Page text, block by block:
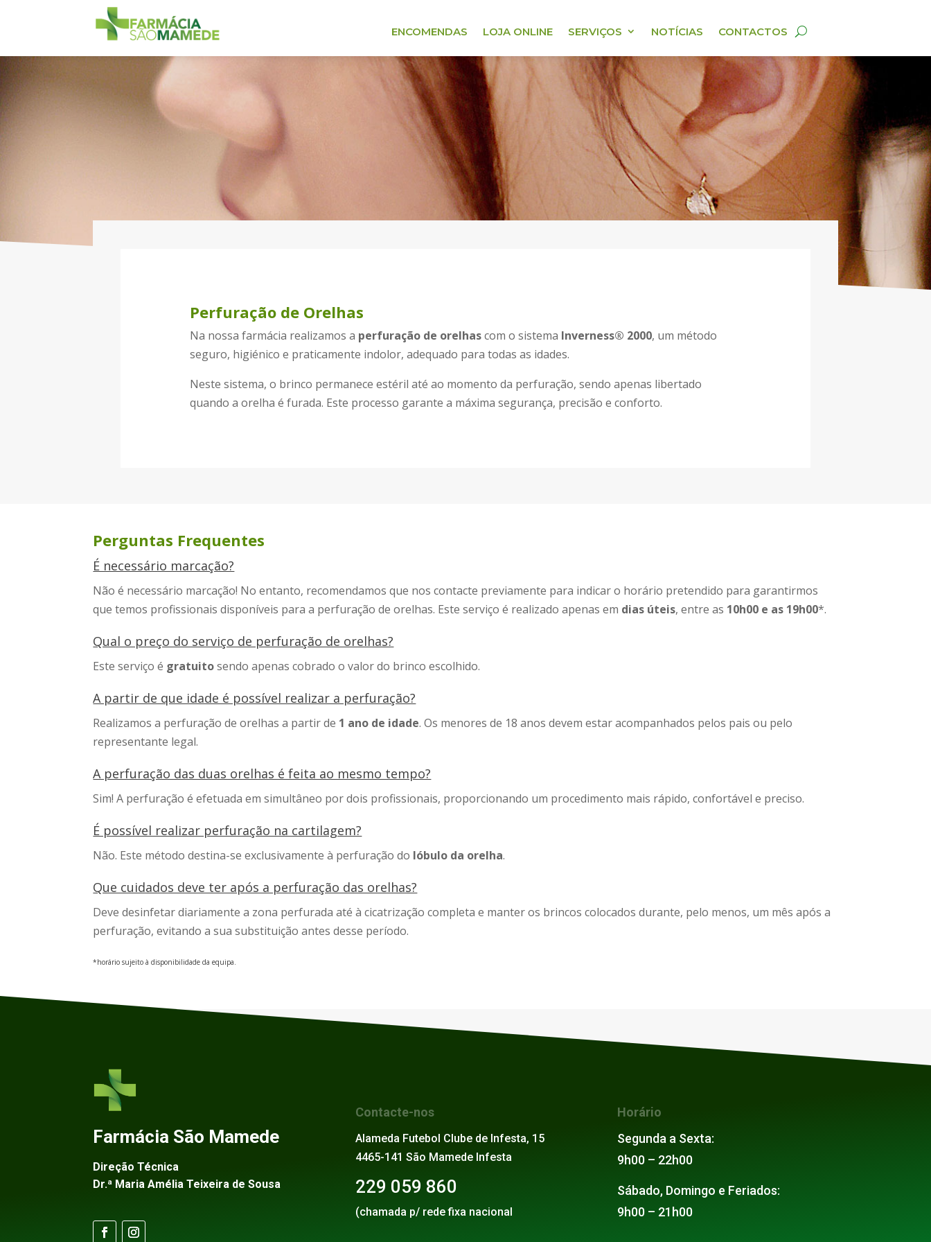
ENCOMENDAS LOJA ONLINE SERVIÇOS NOTÍCIAS CONTACTOS
Perfuração de Orelhas
Na nossa farmácia realizamos a perfuração de orelhascom o sistema Inverness® 2000, um método
seguro, higiénico e praticamente indolor, adequado para todas as idades.
Neste sistema, o brinco permanece estéril até ao momento da perfuração, sendo apenas libertado
quando a orelha é furada. Este processo garante a máxima segurança, precisão e conforto.
Perguntas Frequentes
É necessário marcação?
Não é necessário marcação! No entanto, recomendamos que nos contacte previamente para indicar o horário pretendido para garantirmos
que temos profissionais disponíveis para a perfuração de orelhas. Este serviço é realizado apenas em dias úteis, entre as 10h00 e as 19h00*.
Qual o preço do serviço de perfuração de orelhas?
Este serviço é gratuitosendo apenas cobrado o valor do brinco escolhido.
A partir de que idade é possível realizar a perfuração?
Realizamos a perfuração de orelhas a partir de 1 ano de idade. Os menores de 18 anos devem estar acompanhados pelos pais ou pelo
representante legal.
A perfuração das duas orelhas é feita ao mesmo tempo?
Sim! A perfuração é efetuada em simultâneo por dois profissionais, proporcionando um procedimento mais rápido, confortável e preciso.
É possível realizar perfuração na cartilagem?
Não. Este método destina-se exclusivamente à perfuração do lóbulo da orelha.
Que cuidados deve ter após a perfuração das orelhas?
Deve desinfetar diariamente a zona perfurada até à cicatrização completa e manter os brincos colocados durante, pelo menos, um mês após a
perfuração, evitando a sua substituição antes desse período.
*horário sujeito à disponibilidade da equipa.
Farmácia São Mamede
Direção Técnica
Dr.ª Maria Amélia Teixeira de Sousa
Contacte-nos
Alameda Futebol Clube de Infesta, 15
4465-141 São Mamede Infesta
229 059 860
(chamada p/ rede fixa nacional
Horário
Segunda a Sexta:
9h00 – 22h00
Sábado, Domingo e Feriados:
9h00 – 21h00